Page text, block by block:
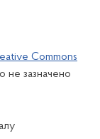
Commons
не зазначено